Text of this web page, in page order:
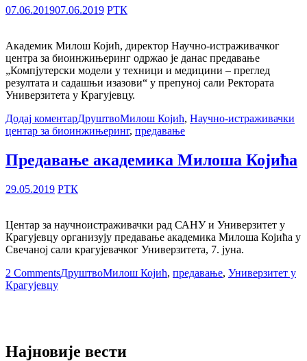
07.06.201907.06.2019 РТК
Академик Милош Којић, директор Научно-истраживачког
центра за биоинжињеринг одржао је данас предавање
„Компјутерски модели у техници и медицини – преглед
резултата и садашњи изазови“ у препуној сали Ректората
Универзитета у Крагујевцу.
Додај коментарДруштвоМилош Којић, Научно-истраживачки
центар за биоинжињеринг, предавање
Предавање академика Милоша Којића
29.05.2019 РТК
Центар за научноистраживачки рад САНУ и Универзитет у
Крагујевцу организују предавање академика Милоша Којића у
Свечаној сали крагујевачког Универзитета, 7. јуна.
2 CommentsДруштвоМилош Којић, предавање, Универзитет у
Крагујевцу
Најновије вести